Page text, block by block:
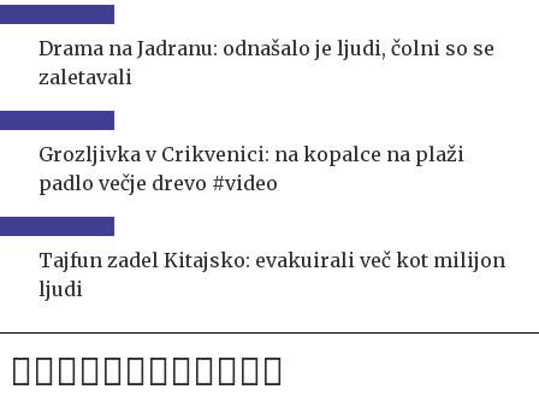
Drama na Jadranu: odnašalo je ljudi, čolni so se
zaletavali
Grozljivka v Crikvenici: na kopalce na plaži
padlo večje drevo #video
Tajfun zadel Kitajsko: evakuirali več kot milijon
ljudi